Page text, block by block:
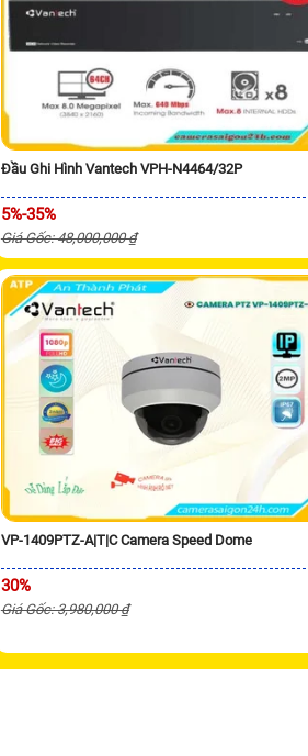
Đầu Ghi Hình Vantech VPH-N4464/32P
5%-35%
Giá Gốc: 48,000,000 ₫
VP-1409PTZ-A|T|C Camera Speed Dome
30%
Giá Gốc: 3,980,000 ₫